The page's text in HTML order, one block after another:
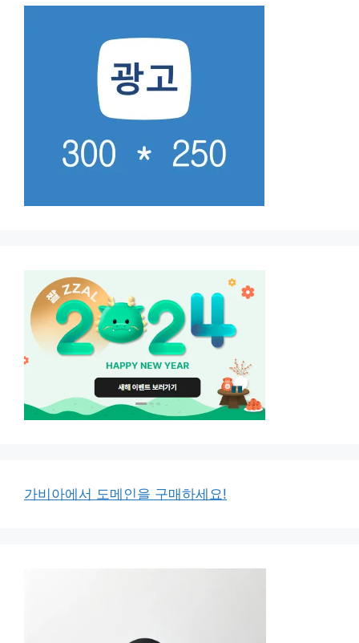
가비아에서 도메인을 구매하세요!